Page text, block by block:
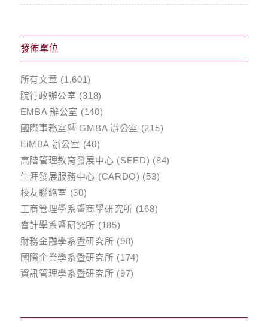
發佈單位
所有文章 (1,601)
院行政辦公室 (318)
EMBA 辦公室 (140)
國際事務室暨 GMBA 辦公室 (215)
EiMBA 辦公室 (40)
高階管理教育發展中心 (SEED) (84)
生涯發展服務中心 (CARDO) (53)
校友聯絡室 (30)
工商管理學系暨商學研究所 (168)
會計學系暨研究所 (185)
財務金融學系暨研究所 (98)
國際企業學系暨研究所 (174)
資訊管理學系暨研究所 (97)